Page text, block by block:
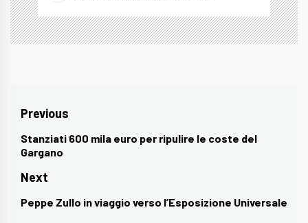
Navigazione
articoli
Previous
Previous
post:
Stanziati 600 mila euro per ripulire le coste del
Gargano
Next
Next
Peppe Zullo in viaggio verso l’Esposizione Universale